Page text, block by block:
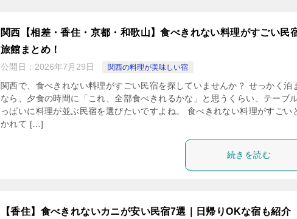
関西【相差・香住・京都・和歌山】食べきれない料理がすごい民
旅館まとめ！
公開日： 2026年7月29日 関西の料理が美味しい宿
関西で、食べきれない料理がすごい民宿を探していませんか？ せっかく泊
なら、夕食の時間に「これ、全部食べきれるかな」と思うくらい、テーブ
っぱいに料理が並ぶ民宿を選びたいですよね。 食べきれない料理がすごい
かれて […]
続きを読む
【香住】食べきれないカニが安い民宿7選｜日帰りOKな宿も紹介